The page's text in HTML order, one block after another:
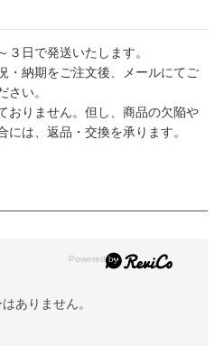
日で発送いたします。
・納期をご注文後、メールにてご
さい。
おりません。但し、商品の欠陥や
は、返品・交換を承ります。
ありません。